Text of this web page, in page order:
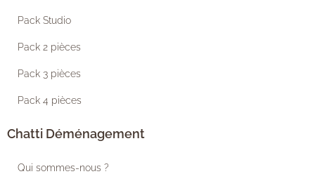
Pack Studio
Pack 2 pièces
Pack 3 pièces
Pack 4 pièces
Chatti Déménagement
Qui sommes-nous ?